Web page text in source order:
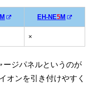
M EH-NE5M
×
ージパネルというのが
オンを引き付けやすく